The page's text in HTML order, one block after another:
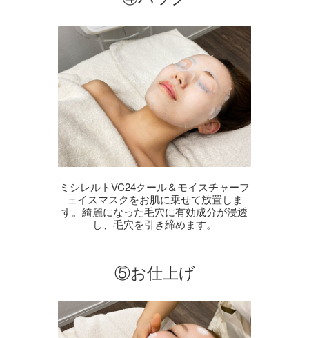
ミシレルトVC24クール＆モイスチャーフ
ェイスマスクをお肌に乗せて放置しま
す。綺麗になった毛穴に有効成分が浸透
し、毛穴を引き締めます。
⑤お仕上げ